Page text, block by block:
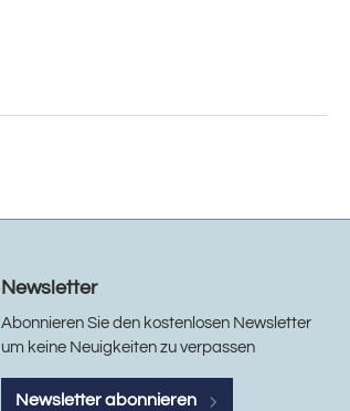
Newsletter
Abonnieren Sie den kostenlosen Newsletter
um keine Neuigkeiten zu verpassen
Newsletter abonnieren